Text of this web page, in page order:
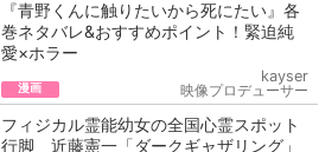
『青野くんに触りたいから死にたい』各
巻ネタバレ&おすすめポイント！緊迫純
愛×ホラー
漫画
kayser
映像プロデューサー
フィジカル霊能幼女の全国心霊スポット
行脚 近藤憲一「ダークギャザリング」